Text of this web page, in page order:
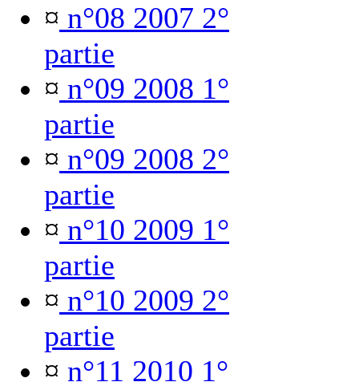
¤ n°08 2007 2°
partie
¤ n°09 2008 1°
partie
¤ n°09 2008 2°
partie
¤ n°10 2009 1°
partie
¤ n°10 2009 2°
partie
¤ n°11 2010 1°